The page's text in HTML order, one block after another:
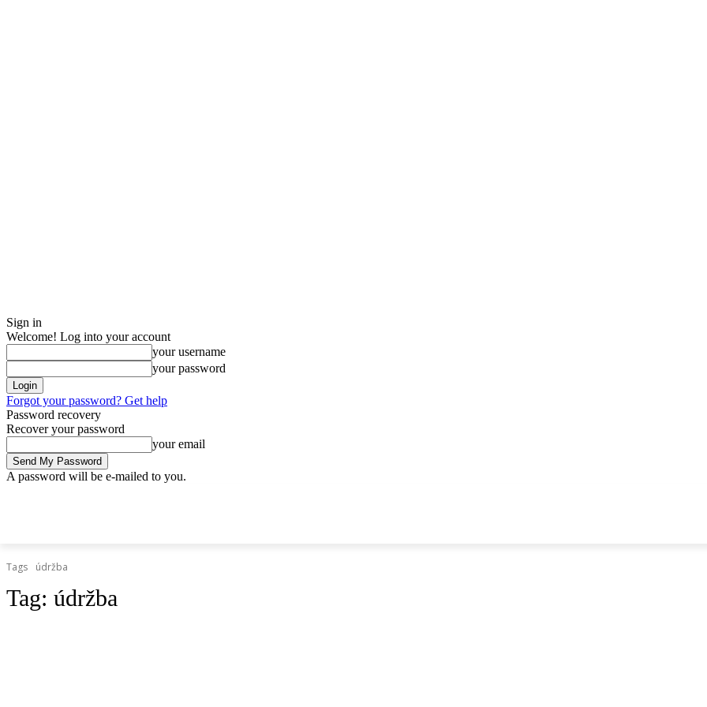
Sign in
Welcome! Log into your account
your username
your password
Forgot your password? Get help
Password recovery
Recover your password
your email
A password will be e-mailed to you.
Tags údržba
Tag: údržba